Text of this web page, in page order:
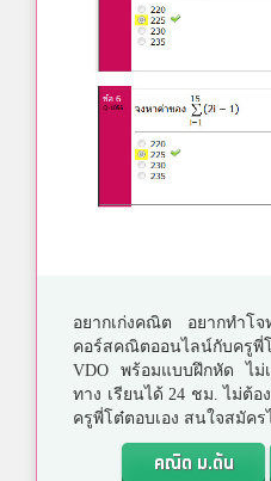
อยากเก่งคณิต อยากทำโ
คอร์สคณิตออนไลน์กับครู
VDO พร้อมแบบฝึกหัด ไม่
ทาง เรียนได้ 24 ชม. ไม่ต้
ครูพี่โต๋ตอบเอง สนใจสมัคร
คณิต ม.ต้น